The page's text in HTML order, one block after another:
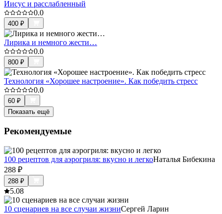
Иисус и расслабленный
0.0
400 ₽
Лирика и немного жести…
0.0
800 ₽
Технология «Хорошее настроение». Как победить стресс
0.0
60 ₽
Показать ещё
Рекомендуемые
100 рецептов для аэрогриля: вкусно и легкоНаталья Бибекина
288 ₽
288 ₽
5.08
10 сценариев на все случаи жизниСергей Ларин